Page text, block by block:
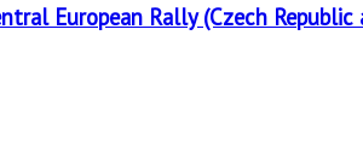
European Rally (Czech